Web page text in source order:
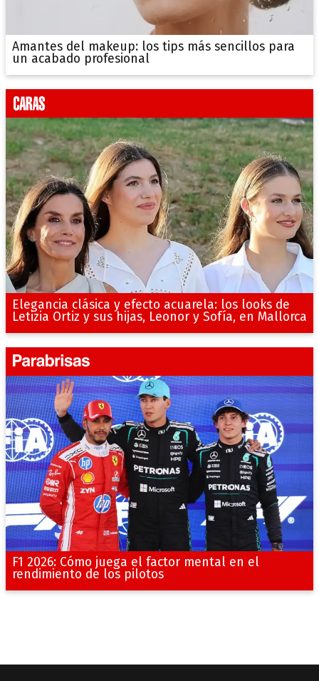
Amantes del makeup: los tips más sencillos para
un acabado profesional
Elegancia clásica y efecto acuarela: los looks de
Letizia Ortiz y sus hijas, Leonor y Sofía, en Mallorca
F1 2026: Cómo juega el factor mental en el
rendimiento de los pilotos